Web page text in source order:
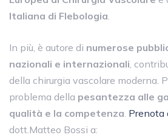
Italiana di Flebologia.
In più, è autore di numerose
nazionali e internazionali,
della chirurgia vascolare moderna.
problema della pesantezza alle
qualità e la competenza. Prenota
dott.Matteo Bossi a: